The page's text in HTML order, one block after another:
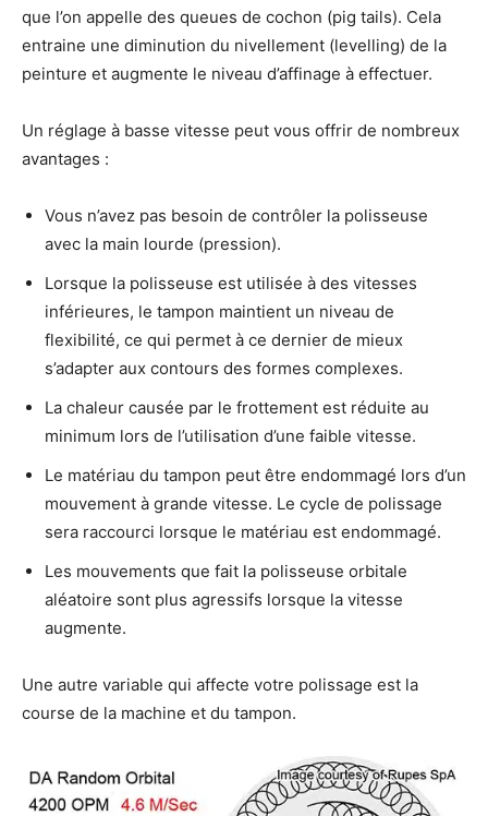
que l’on appelle des queues de cochon (pig tails). Cela
entraine une diminution du nivellement (levelling) de la
peinture et augmente le niveau d’affinage à effectuer.
Un réglage à basse vitesse peut vous offrir de nombreux
avantages :
Vous n’avez pas besoin de contrôler la polisseuse
avec la main lourde (pression).
Lorsque la polisseuse est utilisée à des vitesses
inférieures, le tampon maintient un niveau de
flexibilité, ce qui permet à ce dernier de mieux
s’adapter aux contours des formes complexes.
La chaleur causée par le frottement est réduite au
minimum lors de l’utilisation d’une faible vitesse.
Le matériau du tampon peut être endommagé lors d’un
mouvement à grande vitesse. Le cycle de polissage
sera raccourci lorsque le matériau est endommagé.
Les mouvements que fait la polisseuse orbitale
aléatoire sont plus agressifs lorsque la vitesse
augmente.
Une autre variable qui affecte votre polissage est la
course de la machine et du tampon.